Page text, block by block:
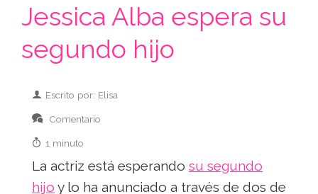
Jessica Alba espera su
segundo hijo
Escrito por: Elisa
Comentario
1 minuto
La actriz está esperando su segundo
hijo y lo ha anunciado a través de dos de